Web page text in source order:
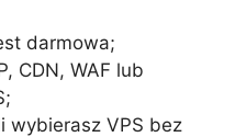
darmowa;
CDN, WAF lub
wybierasz VPS bez